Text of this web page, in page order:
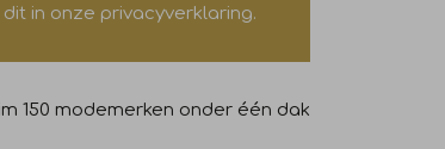
in onze privacyverklaring.
150 modemerken onder één dak